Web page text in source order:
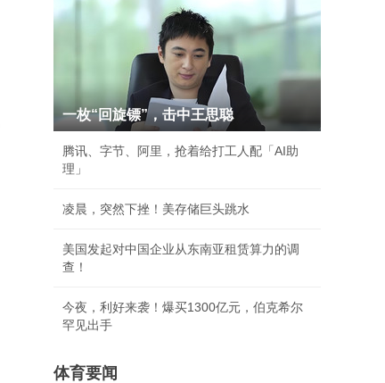
一枚“回旋镖”，击中王思聪
腾讯、字节、阿里，抢着给打工人配「AI助
理」
凌晨，突然下挫！美存储巨头跳水
美国发起对中国企业从东南亚租赁算力的调
查！
今夜，利好来袭！爆买1300亿元，伯克希尔
罕见出手
体育要闻